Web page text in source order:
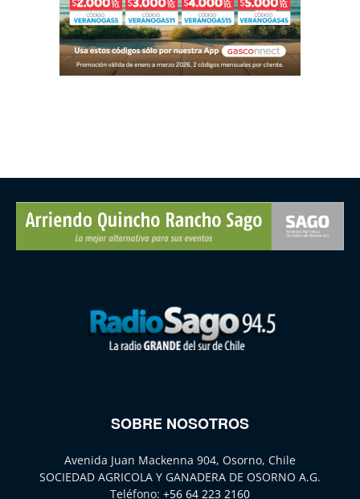
SOBRE NOSOTROS
Avenida Juan Mackenna 904, Osorno, Chile
SOCIEDAD AGRICOLA Y GANADERA DE OSORNO A.G.
Teléfono: +56 64 223 2160